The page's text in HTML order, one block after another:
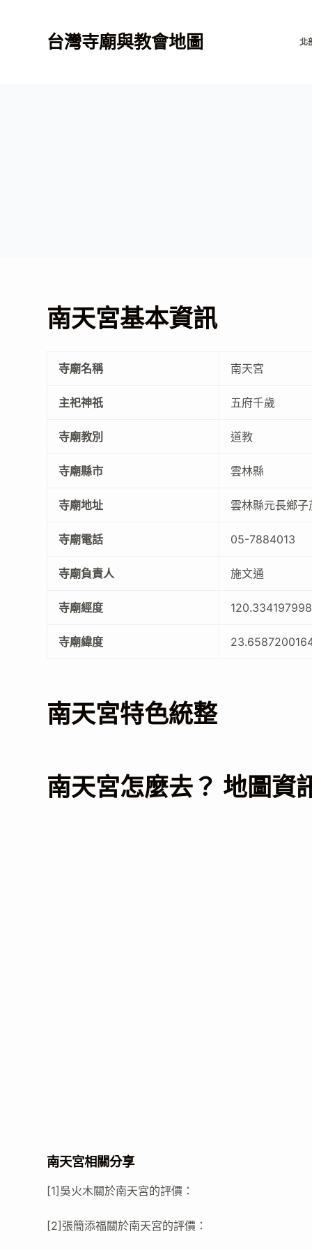
台灣寺廟與教會地圖 北
南天宮基本資訊
寺廟名稱 南天宮
主祀神祇 五府千歲
寺廟教別 道教
寺廟縣市 雲林縣
寺廟地址 雲林縣元長鄉
寺廟電話 05-7884013
寺廟負責人 施文通
寺廟經度
寺廟緯度
南天宮特色統整
南天宮怎麼去？ 地圖資
南天宮相關分享
[1]吳火木關於南天宮的評價：
[2]張簡添福關於南天宮的評價：